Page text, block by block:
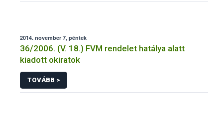
2014. november 7, péntek
36/2006. (V. 18.) FVM rendelet hatálya alatt
kiadott okiratok
TOVÁBB >